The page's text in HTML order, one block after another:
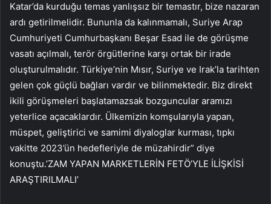
Katar’da kurduğu temas yanlışsız bir temastır, bize nazaran
ardı getirilmelidir. Bununla da kalınmamalı, Suriye Arap
Cumhuriyeti Cumhurbaşkanı Beşar Esad ile de görüşme
vasatı açılmalı, terör örgütlerine karşı ortak bir irade
oluşturulmalıdır. Türkiye’nin Mısır, Suriye ve Irak’la tarihten
gelen çok güçlü bağları vardır ve bilinmektedir. Biz direkt
ikili görüşmeleri başlatamazsak bozguncular aramızı
yeterlice açacaklardır. Ülkemizin komşularıyla yapan,
müspet, geliştirici ve samimi diyaloglar kurması, tıpkı
vakitte 2023’ün hedefleriyle de müzahirdir” diye
konuştu.’ZAM YAPAN MARKETLERİN FETÖ’YLE İLİŞKİSİ
ARAŞTIRILMALI’